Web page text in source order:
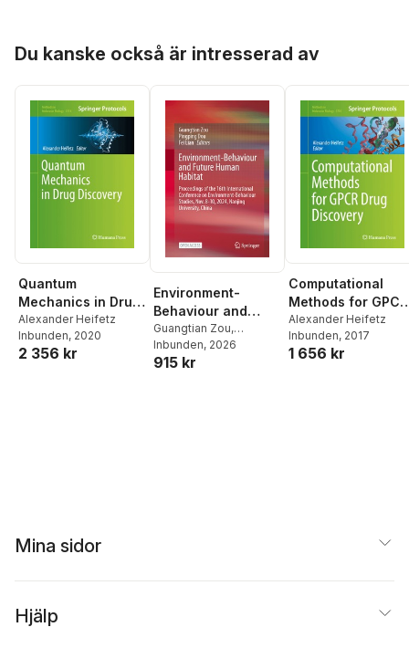
Du kanske också är intresserad av
Quantum
Mechanics in Drug
Discovery
Alexander Heifetz
Inbunden, 2020
2 356 kr
Environment-
Behaviour and
Future Human
Habitat
Guangtian Zou,
Pingping Dou,Fei Lian
Inbunden, 2026
915 kr
Computational
Methods for GPCR
Drug Discovery
Alexander Heifetz
Inbunden, 2017
1 656 kr
Mina sidor
Hjälp